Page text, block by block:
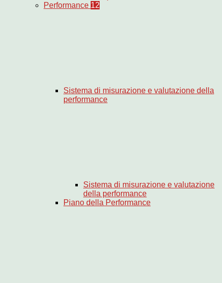
Performance 12
Sistema di misurazione e valutazione della
performance
Sistema di misurazione e valutazione
della performance
Piano della Performance